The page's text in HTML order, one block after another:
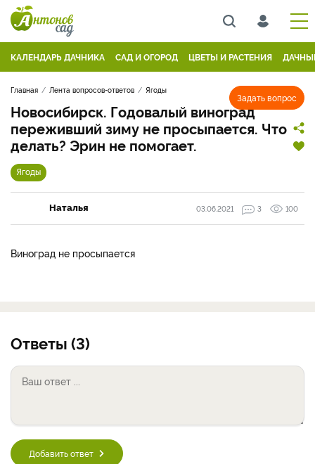
КАЛЕНДАРЬ ДАЧНИКА САД И ОГОРОД ЦВЕТЫ И РАСТЕНИЯ
Задать вопрос
Главная Лента вопросов-ответов Ягоды
Новосибирск. Годовалый виноград
переживший зиму не просыпается. Что
делать? Эрин не помогает.
Ягоды
Наталья 03.06.2021 3 100
Виноград не просыпается
Ответы (3)
Добавить ответ